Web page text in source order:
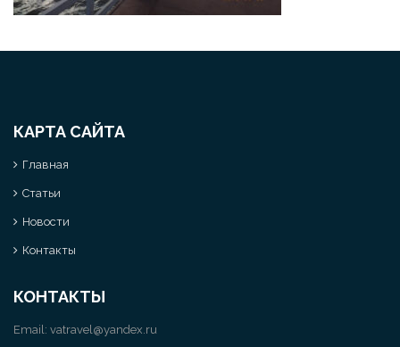
КАРТА САЙТА
Главная
Статьи
Новости
Контакты
КОНТАКТЫ
Email: vatravel@yandex.ru